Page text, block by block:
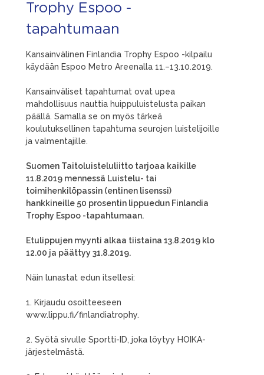
Trophy Espoo -
tapahtumaan
Kansainvälinen Finlandia Trophy Espoo -kilpailu
käydään Espoo Metro Areenalla 11.–13.10.2019.
Kansainväliset tapahtumat ovat upea
mahdollisuus nauttia huippuluistelusta paikan
päällä. Samalla se on myös tärkeä
koulutuksellinen tapahtuma seurojen luistelijoille
ja valmentajille.
Suomen Taitoluisteluliitto tarjoaa kaikille
11.8.2019 mennessä Luistelu- tai
toimihenkilöpassin (entinen lisenssi)
hankkineille 50 prosentin lippuedun Finlandia
Trophy Espoo -tapahtumaan.
Etulippujen myynti alkaa tiistaina 13.8.2019 klo
12.00 ja päättyy 31.8.2019.
Näin lunastat edun itsellesi:
1. Kirjaudu osoitteeseen
www.lippu.fi/finlandiatrophy.
2. Syötä sivulle Sportti-ID, joka löytyy HOIKA-
järjestelmästä.